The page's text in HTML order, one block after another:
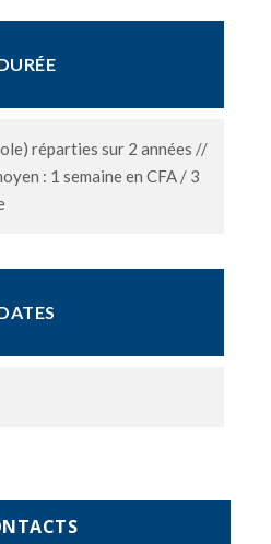
réparties sur 2 années //
: 1 semaine en CFA / 3